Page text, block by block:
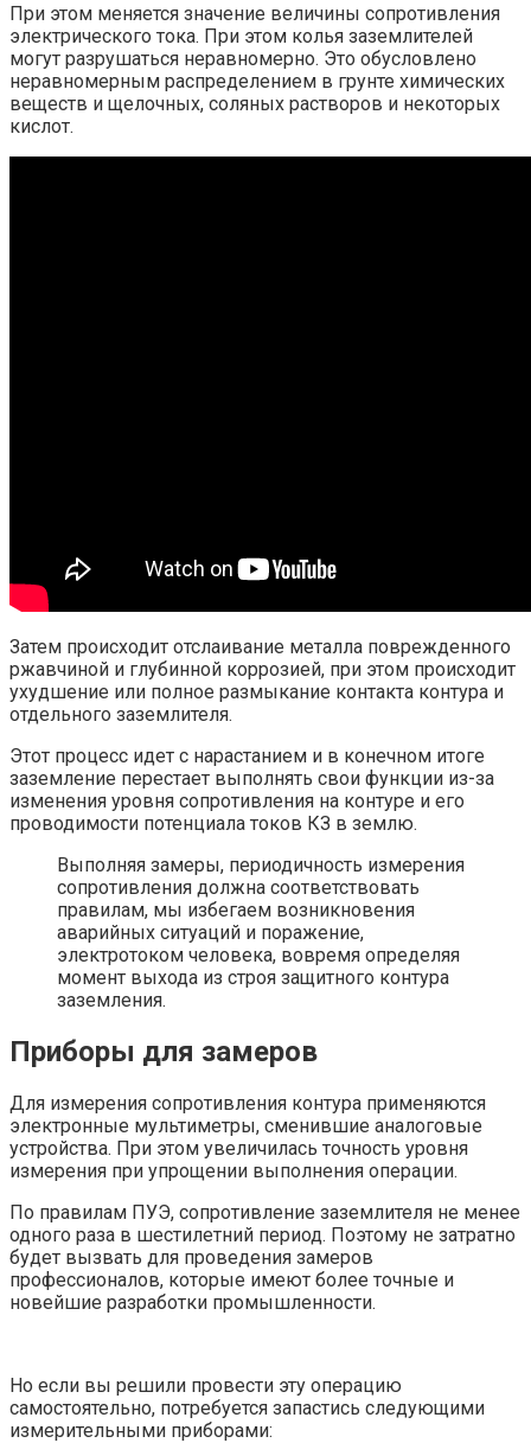
При этом меняется значение величины сопротивления
электрического тока. При этом колья заземлителей
могут разрушаться неравномерно. Это обусловлено
неравномерным распределением в грунте химических
веществ и щелочных, соляных растворов и некоторых
кислот.
Затем происходит отслаивание металла поврежденного
ржавчиной и глубинной коррозией, при этом происходит
ухудшение или полное размыкание контакта контура и
отдельного заземлителя.
Этот процесс идет с нарастанием и в конечном итоге
заземление перестает выполнять свои функции из-за
изменения уровня сопротивления на контуре и его
проводимости потенциала токов КЗ в землю.
Выполняя замеры, периодичность измерения
сопротивления должна соответствовать
правилам, мы избегаем возникновения
аварийных ситуаций и поражение,
электротоком человека, вовремя определяя
момент выхода из строя защитного контура
заземления.
Приборы для замеров
Для измерения сопротивления контура применяются
электронные мультиметры, сменившие аналоговые
устройства. При этом увеличилась точность уровня
измерения при упрощении выполнения операции.
По правилам ПУЭ, сопротивление заземлителя не менее
одного раза в шестилетний период. Поэтому не затратно
будет вызвать для проведения замеров
профессионалов, которые имеют более точные и
новейшие разработки промышленности.
Но если вы решили провести эту операцию
самостоятельно, потребуется запастись следующими
измерительными приборами: